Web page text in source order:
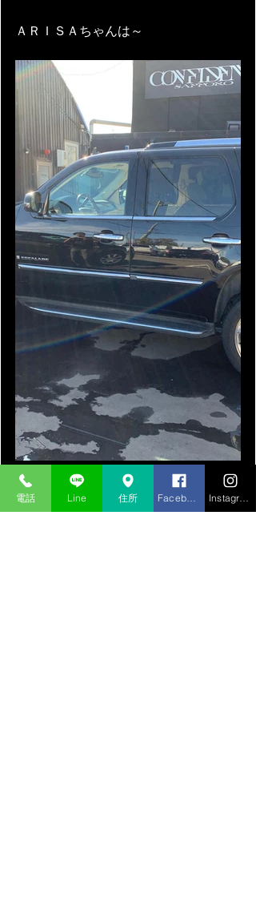
ＡＲＩＳＡちゃんは～
届いたばかりの在庫車
キャデラックエスカレードのホイール
電話 Line 住所